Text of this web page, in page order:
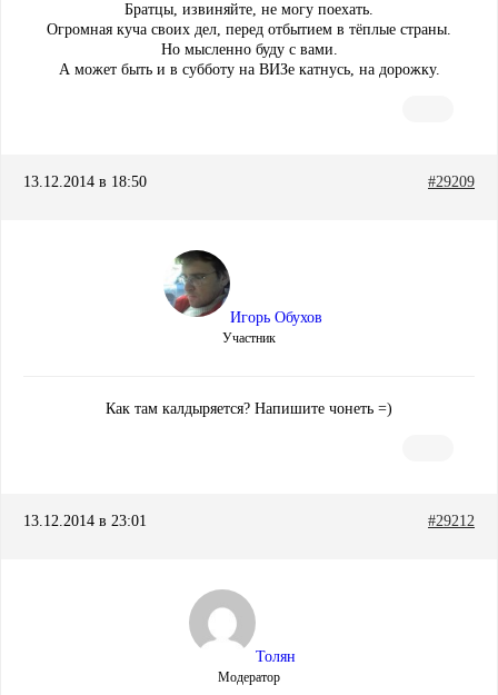
Братцы, извиняйте, не могу поехать.
Огромная куча своих дел, перед отбытием в тёплые страны.
Но мысленно буду с вами.
А может быть и в субботу на ВИЗе катнусь, на дорожку.
13.12.2014 в 18:50 #29209
Игорь Обухов
Участник
Как там калдыряется? Напишите чонеть =)
13.12.2014 в 23:01 #29212
Толян
Модератор